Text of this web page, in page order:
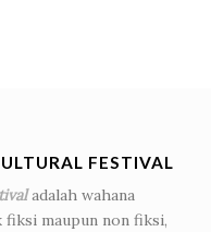
FESTIVAL
adalah wahana
maupun non fiksi,